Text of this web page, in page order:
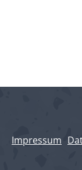
Impressum